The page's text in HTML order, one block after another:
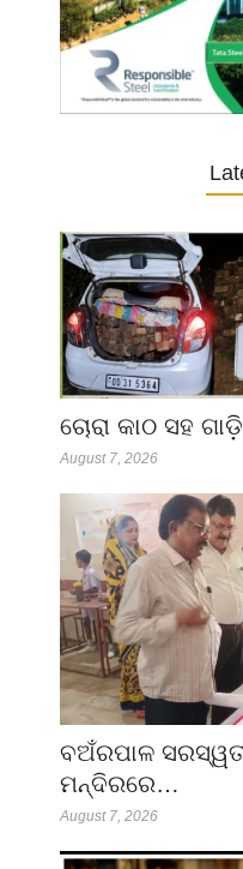
ଚୋରା କାଠ ସହ
August 7, 2026
ବଅଁରପାଳ
ମନ୍ଦିରରେ…
August 7, 2026